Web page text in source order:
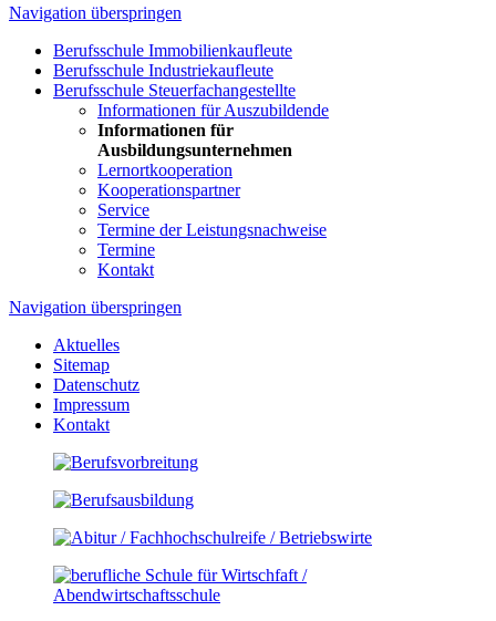
Navigation überspringen
Berufsschule Immobilienkaufleute
Berufsschule Industriekaufleute
Berufsschule Steuerfachangestellte
Informationen für Auszubildende
Informationen für
Ausbildungsunternehmen
Lernortkooperation
Kooperationspartner
Service
Termine der Leistungsnachweise
Termine
Kontakt
Navigation überspringen
Aktuelles
Sitemap
Datenschutz
Impressum
Kontakt